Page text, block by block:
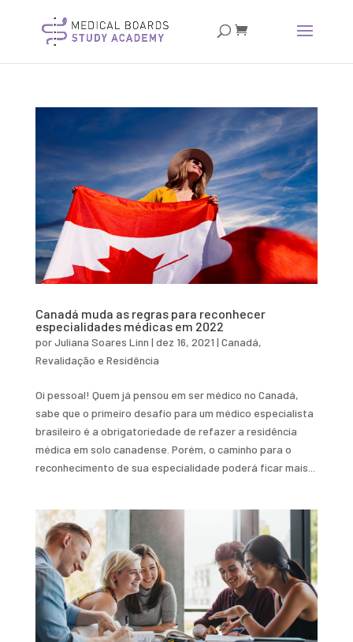
Canadá muda as regras para reconhecer
especialidades médicas em 2022
porJuliana Soares Linn | dez 16, 2021 | Canadá,
Revalidação e Residência
Oi pessoal! Quem já pensou em ser médico no Canadá,
sabe que o primeiro desafio para um médico especialista
brasileiro é a obrigatoriedade de refazer a residência
médica em solo canadense. Porém, o caminho para o
reconhecimento de sua especialidade poderá ficar mais...